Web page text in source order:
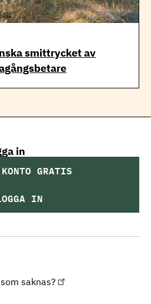
smittrycket av
saknas?
in
GRATIS
IN